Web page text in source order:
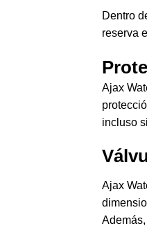
Dentro
reserva
Ajax
incluso
Ajax